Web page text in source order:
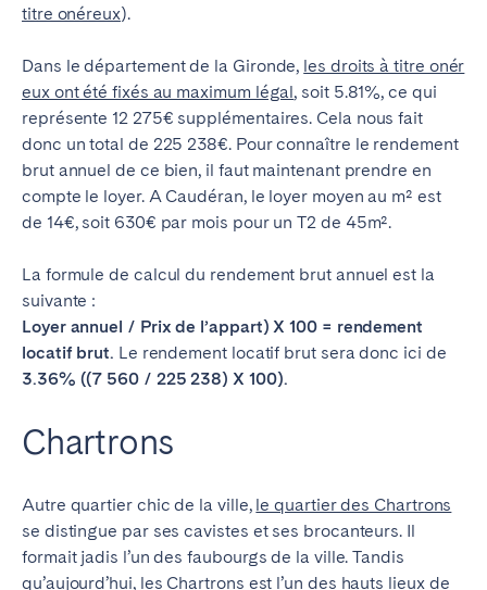
titre onéreux).
Dans le département de la Gironde, les droits à titre onér
eux ont été fixés au maximum légal, soit 5.81%, ce qui
représente 12 275€ supplémentaires. Cela nous fait
donc un total de 225 238€. Pour connaître le rendement
brut annuel de ce bien, il faut maintenant prendre en
compte le loyer. A Caudéran, le loyer moyen au m² est
de 14€, soit 630€ par mois pour un T2 de 45m².
La formule de calcul du rendement brut annuel est la
suivante :
Loyer annuel / Prix de l’appart) X 100 = rendement
locatif brut. Le rendement locatif brut sera donc ici de
3.36% ((7 560 / 225 238) X 100).
Chartrons
Autre quartier chic de la ville, le quartier des Chartrons
se distingue par ses cavistes et ses brocanteurs. Il
formait jadis l’un des faubourgs de la ville. Tandis
qu’aujourd’hui, les Chartrons est l’un des hauts lieux de